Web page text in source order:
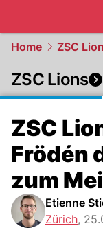
Home ZSC
ZSC Lions
ZSC
Frödén
zum
Etienne
Zürich,